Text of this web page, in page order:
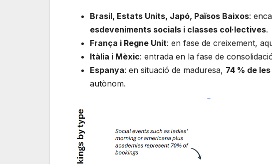
Brasil, Estats Units, Japó, Països Baixos:
esdeveniments socials i classes col·lectives.
França i Regne Unit: en fase de creixement,
Itàlia i Mèxic: entrada en la fase de
Espanya: en situació de maduresa, 74 % de
autònom.